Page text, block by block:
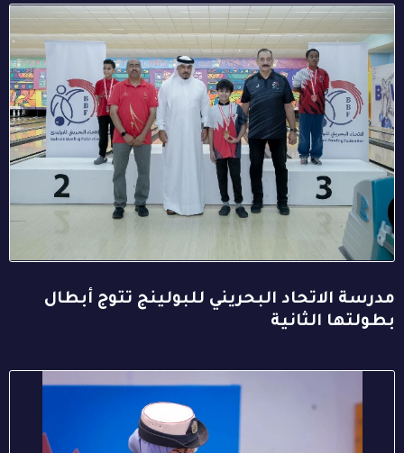
مدرسة الاتحاد البحريني للبولينج تتوج أبطال
بطولتها الثانية